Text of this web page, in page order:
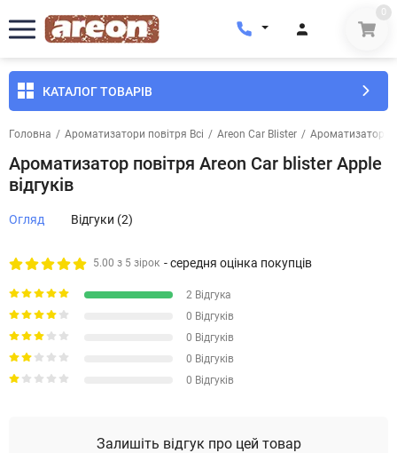
0
КАТАЛОГ ТОВАРІВ
Головна / Ароматизатори повітря Всі / Areon Car Blister / Ароматизатор
Ароматизатор повітря Areon Car blister Apple
відгуків
Огляд Відгуки (2)
5.00 з 5 зірок - середня оцінка покупців
2 Відгука
0 Відгуків
0 Відгуків
0 Відгуків
0 Відгуків
Залишіть відгук про цей товар